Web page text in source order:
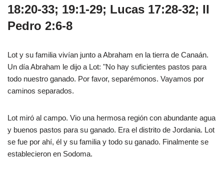
18:20-33; 19:1-29; Lucas 17:28-32; II
Pedro 2:6-8
Lot y su familia vivían junto a Abraham en la tierra de Canaán.
Un día Abraham le dijo a Lot: "No hay suficientes pastos para
todo nuestro ganado. Por favor, separémonos. Vayamos por
caminos separados.
Lot miró al campo. Vio una hermosa región con abundante agua
y buenos pastos para su ganado. Era el distrito de Jordania. Lot
se fue por ahí, él y su familia y todo su ganado. Finalmente se
establecieron en Sodoma.